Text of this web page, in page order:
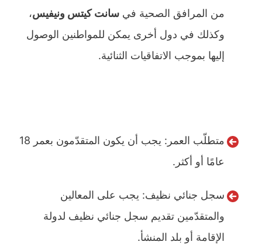
من المرافق الصحية في سانت كيتس ونيفيس،
وكذلك في دول أخرى يمكن للمواطنين الوصول
إليها بموجب الاتفاقيات الثنائية.
متطلّب العمر: يجب أن يكون المتقدّمون بعمر 18
عامًا أو أكثر.
سجل جنائي نظيف: يجب على المعالين
والمتقدّمين تقديم سجل جنائي نظيف لدولة
الإقامة أو بلد المنشأ.